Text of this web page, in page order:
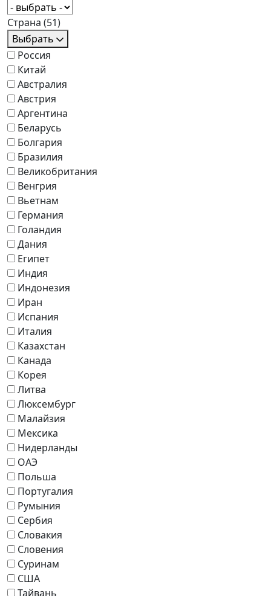
Страна (51)
Выбрать
Россия
Китай
Австралия
Австрия
Аргентина
Беларусь
Болгария
Бразилия
Великобритания
Венгрия
Вьетнам
Германия
Голандия
Дания
Египет
Индия
Индонезия
Иран
Испания
Италия
Казахстан
Канада
Корея
Литва
Люксембург
Малайзия
Мексика
Нидерланды
ОАЭ
Польша
Португалия
Румыния
Сербия
Словакия
Словения
Суринам
США
Тайвань